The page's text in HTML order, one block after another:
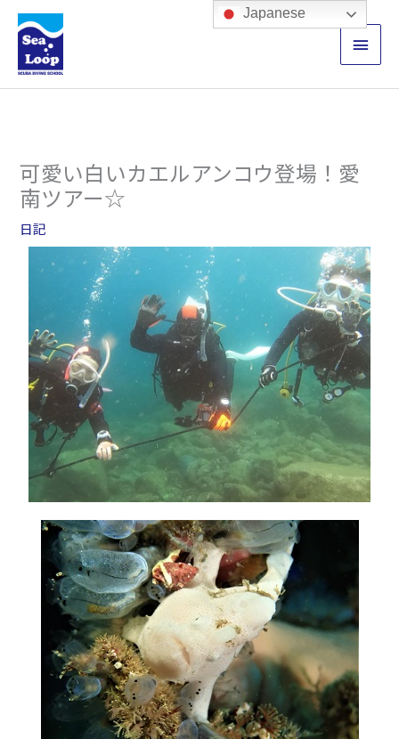
キ
メ
イ
ン
ニ
可愛い白いカエルアンコウ登場！愛
南ツアー☆
日記
Japanese